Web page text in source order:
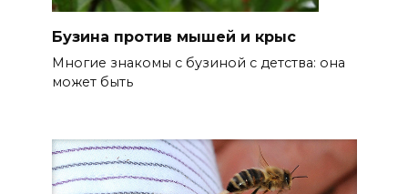
Бузина против мышей и крыс
Многие знакомы с бузиной с детства: она
может быть